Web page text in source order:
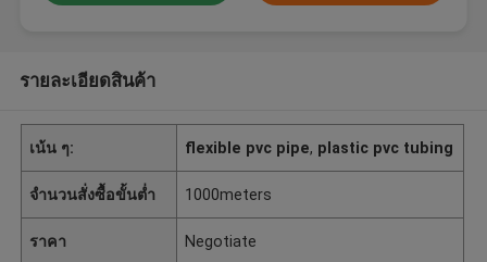
รายละเอียดสินค้า
เน้น ๆ: flexible pvc pipe, plastic pvc tubing
จำนวนสั่งซื้อขั้นต่ำ 1000meters
ราคา Negotiate